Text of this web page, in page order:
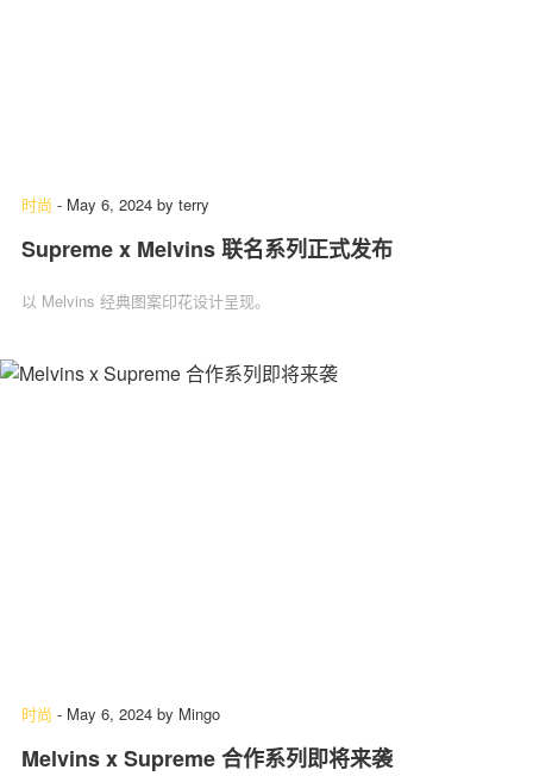
时尚 - May 6, 2024 by terry
Supreme x Melvins 联名系列正式发布
以 Melvins 经典图案印花设计呈现。
时尚 - May 6, 2024 by Mingo
Melvins x Supreme 合作系列即将来袭